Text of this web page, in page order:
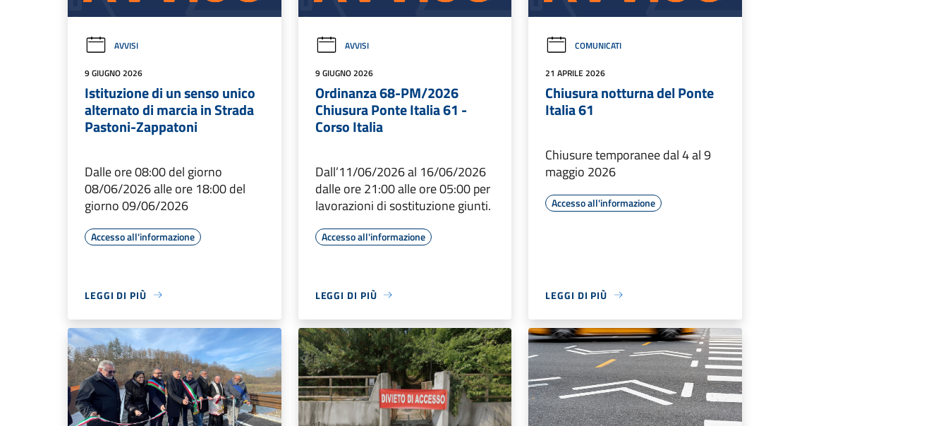
AVVISI
9 GIUGNO 2026
Istituzione di un senso unico
alternato di marcia in Strada
Pastoni-Zappatoni
Dalle ore 08:00 del giorno
08/06/2026 alle ore 18:00 del
giorno 09/06/2026
Accesso all'informazione
LEGGI DI PIÙ
AVVISI
9 GIUGNO 2026
Ordinanza 68-PM/2026
Chiusura Ponte Italia 61 -
Corso Italia
Dall’11/06/2026 al 16/06/2026
dalle ore 21:00 alle ore 05:00 per
lavorazioni di sostituzione giunti.
Accesso all'informazione
LEGGI DI PIÙ
COMUNICATI
21 APRILE 2026
Chiusura notturna del Ponte
Italia 61
Chiusure temporanee dal 4 al 9
maggio 2026
Accesso all'informazione
LEGGI DI PIÙ